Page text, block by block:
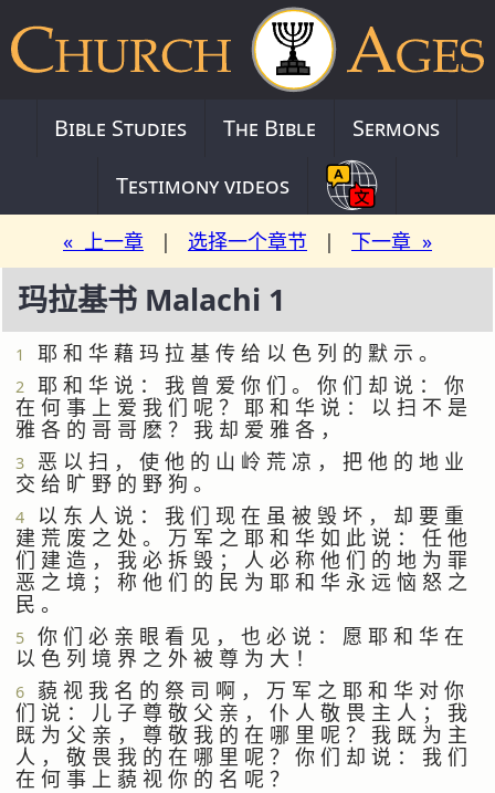
Bible Studies The Bible
Sermons
Testimony videos
« 上一章 | 选择一个章节 | 下一章 »
玛拉基书 Malachi 1
1 耶 和 华 藉 玛 拉 基 传 给 以 色 列 的 默 示 。
2
耶 和 华 说 ： 我 曾 爱 你 们 。 你 们 却 说 ： 你
在 何 事 上 爱 我 们 呢 ？ 耶 和 华 说 ： 以 扫 不 是
雅 各 的 哥 哥 麽 ？ 我 却 爱 雅 各 ，
3
恶 以 扫 ， 使 他 的 山 岭 荒 凉 ， 把 他 的 地 业
交 给 旷 野 的 野 狗 。
4
以 东 人 说 ： 我 们 现 在 虽 被 毁 坏 ， 却 要 重
建 荒 废 之 处 。 万 军 之 耶 和 华 如 此 说 ： 任 他
们 建 造 ， 我 必 拆 毁 ； 人 必 称 他 们 的 地 为 罪
恶 之 境 ； 称 他 们 的 民 为 耶 和 华 永 远 恼 怒 之
民 。
5
你 们 必 亲 眼 看 见 ， 也 必 说 ： 愿 耶 和 华 在
以 色 列 境 界 之 外 被 尊 为 大 ！
6
藐 视 我 名 的 祭 司 啊 ， 万 军 之 耶 和 华 对 你
们 说 ： 儿 子 尊 敬 父 亲 ， 仆 人 敬 畏 主 人 ； 我
既 为 父 亲 ， 尊 敬 我 的 在 哪 里 呢 ？ 我 既 为 主
人 ， 敬 畏 我 的 在 哪 里 呢 ？ 你 们 却 说 ： 我 们
在 何 事 上 藐 视 你 的 名 呢 ？